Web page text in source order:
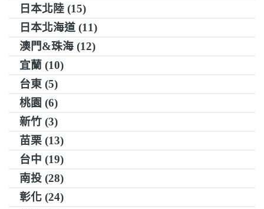
日本北陸 (15)
日本北海道 (11)
澳門&珠海 (12)
宜蘭 (10)
台東 (5)
桃園 (6)
新竹 (3)
苗栗 (13)
台中 (19)
南投 (28)
彰化 (24)